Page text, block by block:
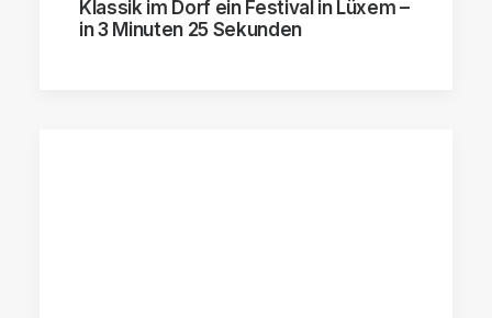
Klassik im Dorf ein Festival in Lüxem –
in 3 Minuten 25 Sekunden